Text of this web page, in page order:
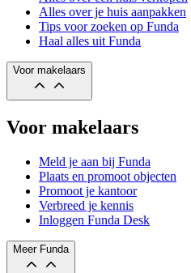
Alles over je huis aanpakken
Tips voor zoeken op Funda
Haal alles uit Funda
Voor makelaars
Voor makelaars
Meld je aan bij Funda
Plaats en promoot objecten
Promoot je kantoor
Verbreed je kennis
Inloggen Funda Desk
Meer Funda